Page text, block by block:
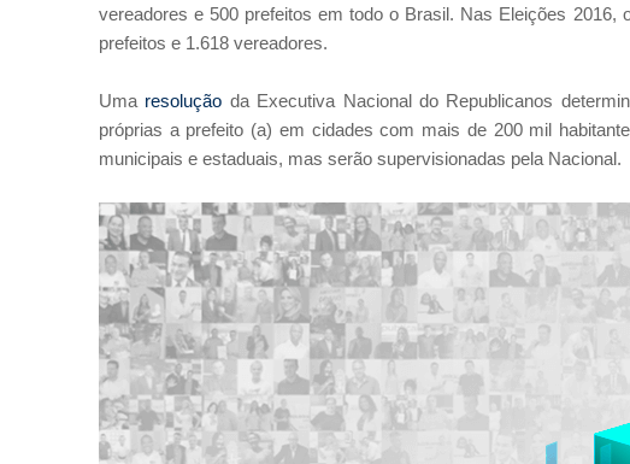
vereadores e 500 prefeitos em todo o Brasil. Nas Eleições 2016,
prefeitos e 1.618 vereadores.
Uma resolução da Executiva Nacional do Republicanos
próprias a prefeito (a) em cidades com mais de 200 mil
municipais e estaduais, mas serão supervisionadas pela Nacional.